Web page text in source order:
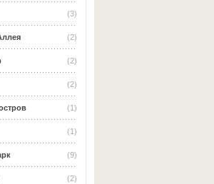
(3)
(2)
(2)
(2)
(1)
(1)
(9)
(2)